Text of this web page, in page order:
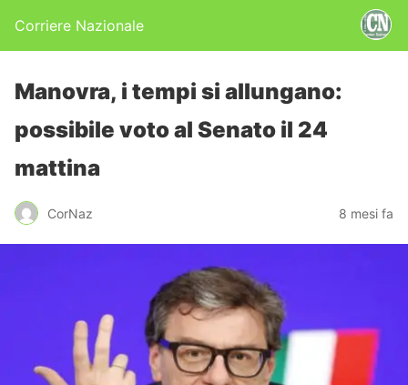
Corriere Nazionale
Manovra, i tempi si allungano:
possibile voto al Senato il 24
mattina
CorNaz 8 mesi fa